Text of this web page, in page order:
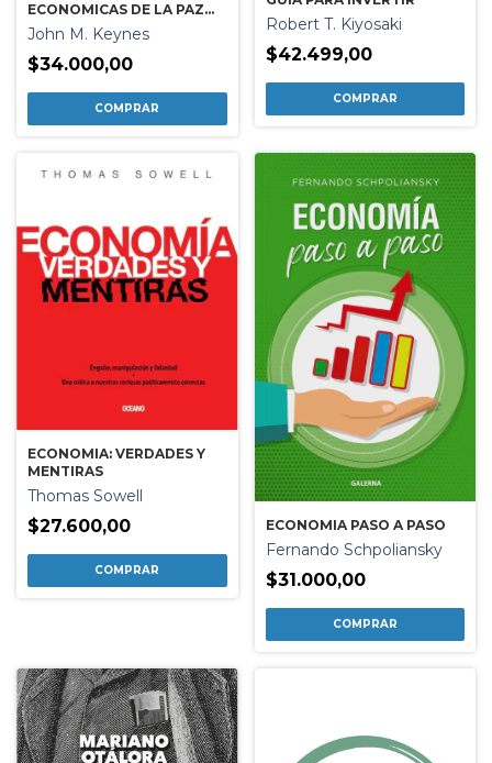
ECONOMICAS DE LA PAZ
LAS / REVISION DEL
TRATADO
John M. Keynes
$34.000,00
Robert T. Kiyosaki
$42.499,00
ECONOMIA: VERDADES Y
MENTIRAS
Thomas Sowell
$27.600,00 ECONOMIA PASO A PASO
Fernando Schpoliansky
$31.000,00